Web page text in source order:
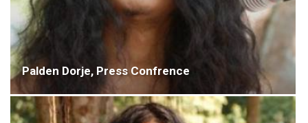
Palden Dorje, Press Confrence